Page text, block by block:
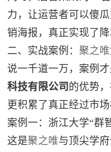
力，让运营者可以傻
销海报，真正实现了降
二、实战案例： 聚之唯
说一千道一万，案例才
科技有限公司 的优势
更积累了真正经过市场
案例一：浙江大学“群
这是聚之唯与顶尖学